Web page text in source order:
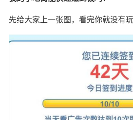
先给大家上一张图，看完你就没有玩